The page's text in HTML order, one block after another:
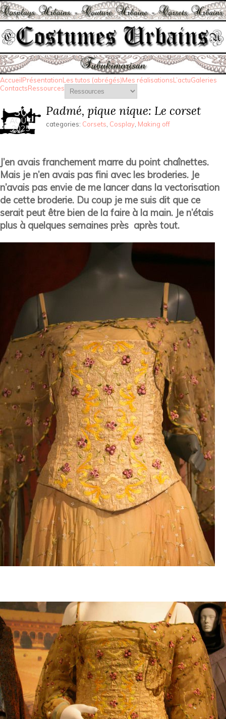
AccueilPrésentationLes tutos (abrégés)Mes réalisationsL’actuGaleries
ContactsRessources
30
AOÛT
2025
Padmé, pique nique: Le corset
categories: Corsets Cosplay Making off
J’en avais franchement marre du point chaînettes.
Mais je n’en avais pas fini avec les broderies. Je
n’avais pas envie de me lancer dans la vectorisation
de cette broderie. Du coup je me suis dit que ce
serait peut être bien de la faire à la main. Je n’étais
plus à quelques semaines près après tout.